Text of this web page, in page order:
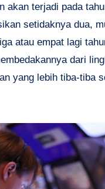
akan terjadi pada
setidaknya dua,
atau empat lagi
dari
yang lebih tiba-tiba